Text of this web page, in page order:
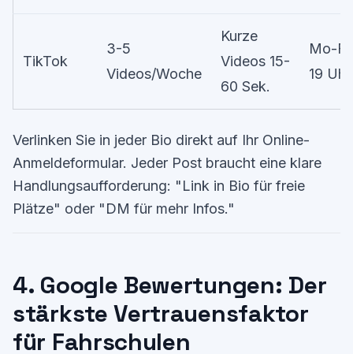
TikTok
3-5
Videos/Woche
Kurze
Videos 15-
60 Sek.
Mo-Fr
19 Uhr
Verlinken Sie in jeder Bio direkt auf Ihr Online-
Anmeldeformular. Jeder Post braucht eine klare
Handlungsaufforderung: "Link in Bio für freie
Plätze" oder "DM für mehr Infos."
4. Google Bewertungen: Der
stärkste Vertrauensfaktor
für Fahrschulen